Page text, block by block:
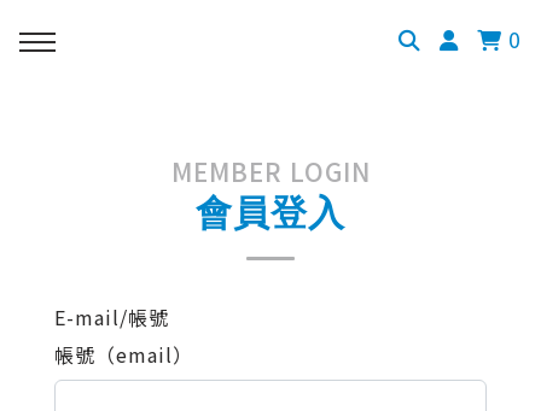
0
MEMBER LOGIN
會員登入
E-mail/帳號
帳號（email）